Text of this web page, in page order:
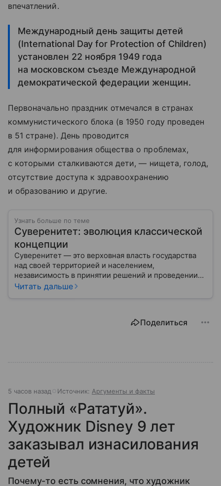
впечатлений.
Международный день защиты детей
(International Day for Protection of Children)
установлен 22 ноября 1949 года
на московском съезде Международной
демократической федерации женщин.
Первоначально праздник отмечался в странах
коммунистического блока (в 1950 году проведен
в 51 стране). День проводится
для информирования общества о проблемах,
с которыми сталкиваются дети, — нищета, голод,
отсутствие доступа к здравоохранению
и образованию и другие.
Узнать больше по теме
Суверенитет: эволюция классической
концепции
Суверенитет — это верховная власть государства
над своей территорией и населением,
независимость в принятии решений и проведении
внешней политики.
Читать дальше
Поделиться
5 часов назад Источник: Аргументы и факты
Полный «Рататуй».
Художник Disney 9 лет
заказывал изнасилования
детей
Почему-то есть сомнения, что художник